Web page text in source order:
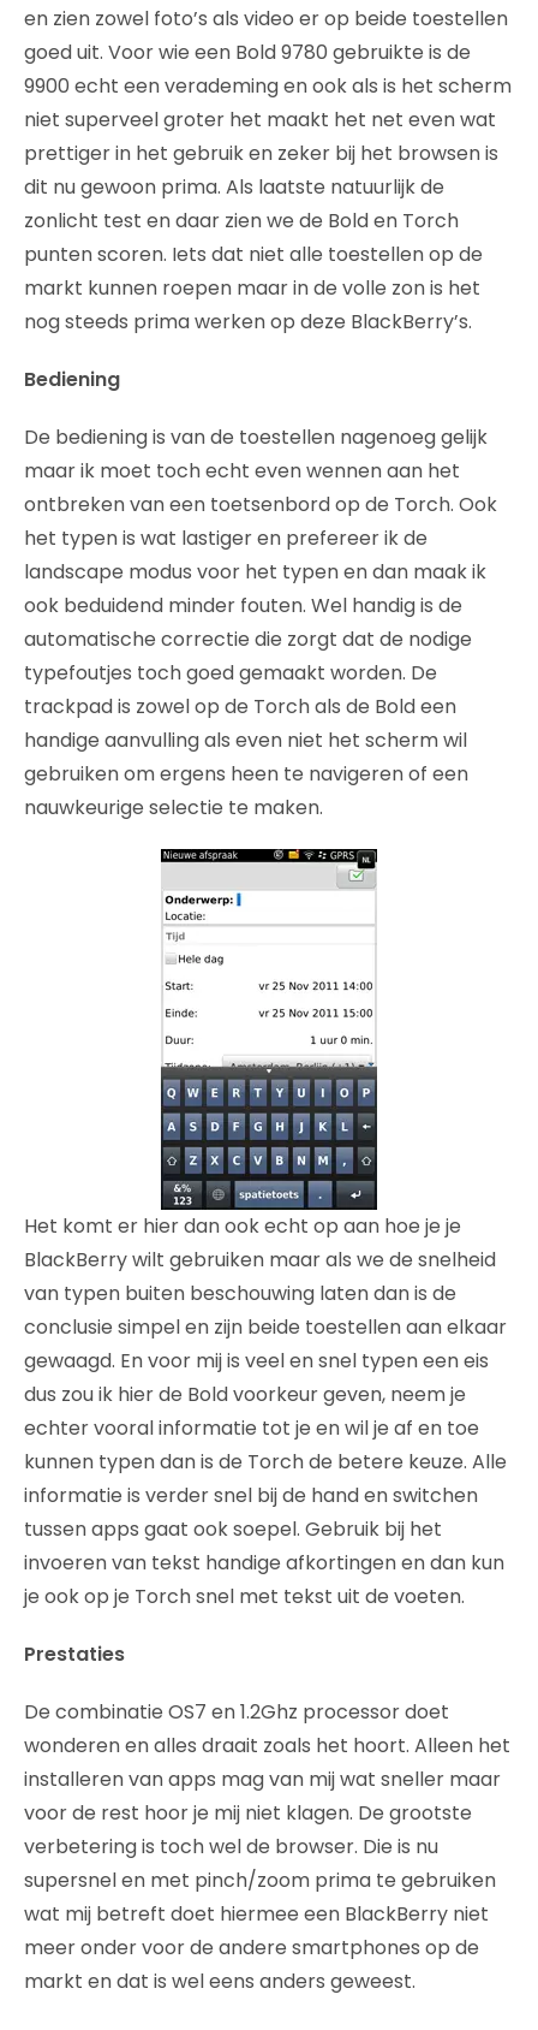
en zien zowel foto’s als video er op beide toestellen
goed uit. Voor wie een Bold 9780 gebruikte is de
9900 echt een verademing en ook als is het scherm
niet superveel groter het maakt het net even wat
prettiger in het gebruik en zeker bij het browsen is
dit nu gewoon prima. Als laatste natuurlijk de
zonlicht test en daar zien we de Bold en Torch
punten scoren. Iets dat niet alle toestellen op de
markt kunnen roepen maar in de volle zon is het
nog steeds prima werken op deze BlackBerry’s.
Bediening
De bediening is van de toestellen nagenoeg gelijk
maar ik moet toch echt even wennen aan het
ontbreken van een toetsenbord op de Torch. Ook
het typen is wat lastiger en prefereer ik de
landscape modus voor het typen en dan maak ik
ook beduidend minder fouten. Wel handig is de
automatische correctie die zorgt dat de nodige
typefoutjes toch goed gemaakt worden. De
trackpad is zowel op de Torch als de Bold een
handige aanvulling als even niet het scherm wil
gebruiken om ergens heen te navigeren of een
nauwkeurige selectie te maken.
Het komt er hier dan ook echt op aan hoe je je
BlackBerry wilt gebruiken maar als we de snelheid
van typen buiten beschouwing laten dan is de
conclusie simpel en zijn beide toestellen aan elkaar
gewaagd. En voor mij is veel en snel typen een eis
dus zou ik hier de Bold voorkeur geven, neem je
echter vooral informatie tot je en wil je af en toe
kunnen typen dan is de Torch de betere keuze. Alle
informatie is verder snel bij de hand en switchen
tussen apps gaat ook soepel. Gebruik bij het
invoeren van tekst handige afkortingen en dan kun
je ook op je Torch snel met tekst uit de voeten.
Prestaties
De combinatie OS7 en 1.2Ghz processor doet
wonderen en alles draait zoals het hoort. Alleen het
installeren van apps mag van mij wat sneller maar
voor de rest hoor je mij niet klagen. De grootste
verbetering is toch wel de browser. Die is nu
supersnel en met pinch/zoom prima te gebruiken
wat mij betreft doet hiermee een BlackBerry niet
meer onder voor de andere smartphones op de
markt en dat is wel eens anders geweest.